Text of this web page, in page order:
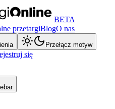
BETA
przetargiBlogO nas
Przełącz motyw
się